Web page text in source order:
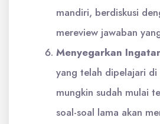
mandiri, berdiskusi
mereview jawaban
Menyegarkan
yang telah dipelajari di
mungkin sudah mulai
soal-soal lama akan